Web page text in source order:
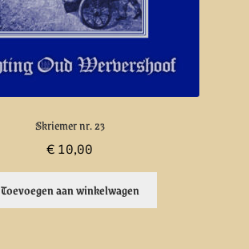
Skriemer nr. 23
€ 10,00
Toevoegen aan winkelwagen